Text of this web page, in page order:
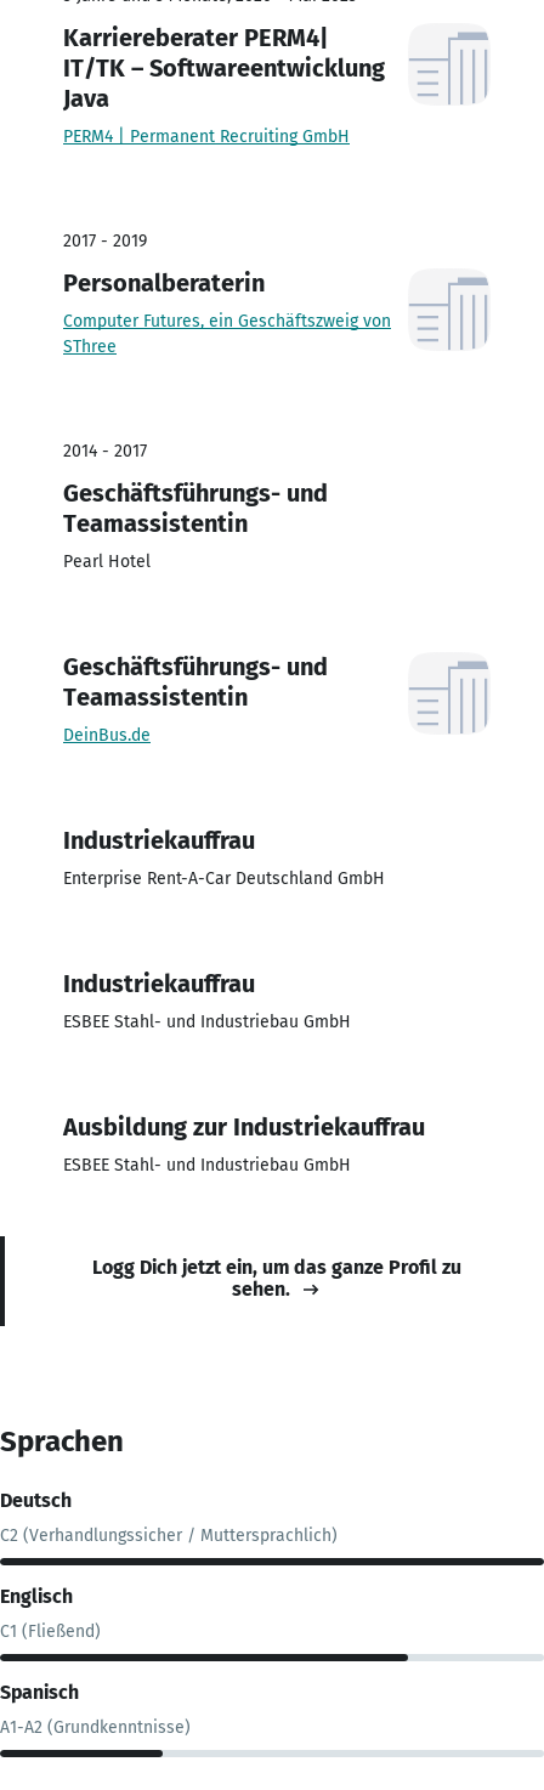
Karriereberater PERM4|
IT/TK – Softwareentwicklung
Java
PERM4 | Permanent Recruiting GmbH
2017 - 2019
Personalberaterin
Computer Futures, ein Geschäftszweig von
SThree
2014 - 2017
Geschäftsführungs- und
Teamassistentin
Pearl Hotel
Geschäftsführungs- und
Teamassistentin
DeinBus.de
Industriekauffrau
Enterprise Rent-A-Car Deutschland GmbH
Industriekauffrau
ESBEE Stahl- und Industriebau GmbH
Ausbildung zur Industriekauffrau
ESBEE Stahl- und Industriebau GmbH
Logg Dich jetzt ein, um das ganze Profil zu
sehen.
Sprachen
Deutsch
C2 (Verhandlungssicher / Muttersprachlich)
Englisch
C1 (Fließend)
Spanisch
A1-A2 (Grundkenntnisse)